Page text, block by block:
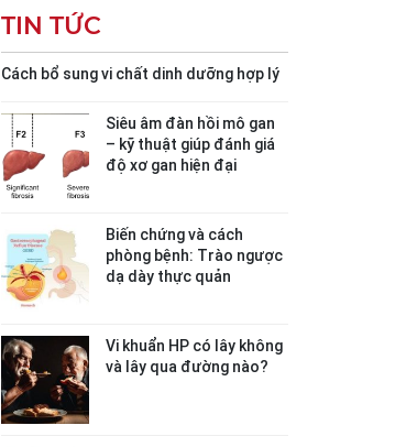
TIN TỨC
Cách bổ sung vi chất dinh dưỡng hợp lý
Siêu âm đàn hồi mô gan
– kỹ thuật giúp đánh giá
độ xơ gan hiện đại
Biến chứng và cách
phòng bệnh: Trào ngược
dạ dày thực quản
Vi khuẩn HP có lây không
và lây qua đường nào?